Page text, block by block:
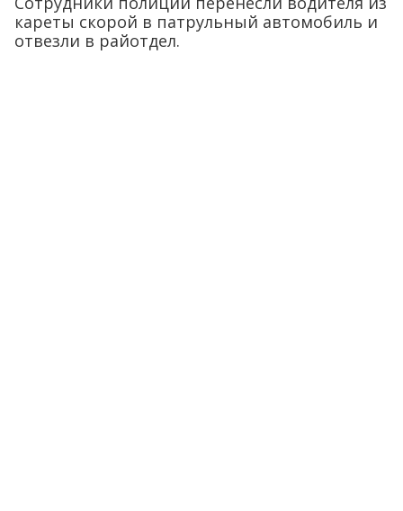
кареты скорой в патрульный автомобиль и
отвезли в райотдел.